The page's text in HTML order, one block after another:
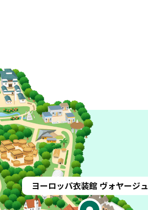
ドイツ バイエルン州の村
フランス アルザス
イタリア アルベロベッロの
アフリカンプラザ
ヨーロッパ衣装館 ヴォヤージュ